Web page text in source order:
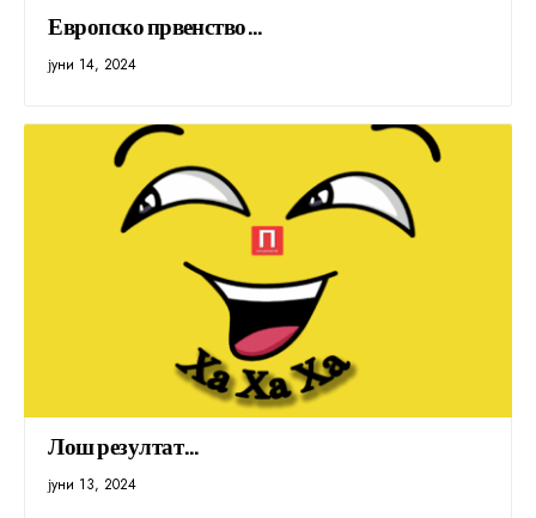
Европско првенство…
јуни 14, 2024
Лош резултат…
јуни 13, 2024